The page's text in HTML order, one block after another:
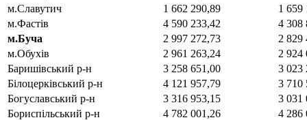
м.Славутич
1 662 290,89
1 659
м.Фастів
4 590 233,42
4 308
м.Буча
2 997 272,73
2 829
м.Обухів
2 961 263,24
2 924
Баришівський р-н
3 258 651,00
3 023
Білоцерківський р-н
4 121 957,79
3 710
Богуславський р-н
3 316 953,15
3 031
Бориспільський р-н
4 782 001,26
4 286